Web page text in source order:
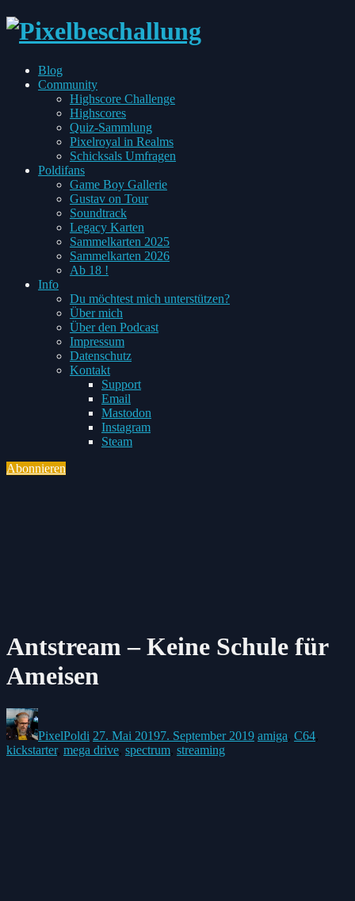
every
Pixel
Blog
CommunityToggle
child
menu
Highscore Challenge
Highscores
Quiz-Sammlung
Pixelroyal in Realms
Schicksals Umfragen
PoldifansToggle
child
menu
Game Boy Gallerie
Gustav on Tour
Soundtrack
Legacy Karten
Sammelkarten 2025
Sammelkarten 2026
Ab 18 !
InfoToggle
child
menu
Du möchtest mich unterstützen?
Über mich
Über den Podcast
Impressum
Datenschutz
KontaktToggle
child
menu
Support
Email
Mastodon
Instagram
Steam
Abonnieren
Antstream – Keine Schule für
Ameisen
Posted
by:
PixelPoldi
on
27. Mai 20197. September 2019 amiga, C64,
kickstarter, mega drive, spectrum, streaming